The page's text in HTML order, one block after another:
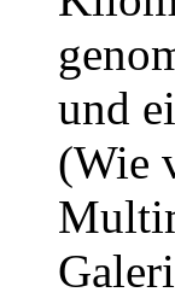
und
(Wie